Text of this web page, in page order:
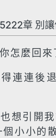
章 別
怎麼回來
連連後
也想引開
小小的